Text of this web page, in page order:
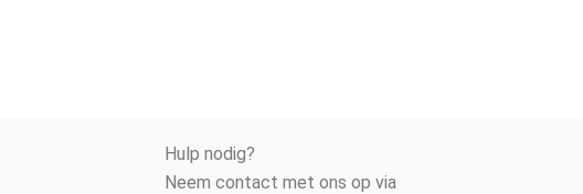
Hulp nodig?
Neem contact met ons op via